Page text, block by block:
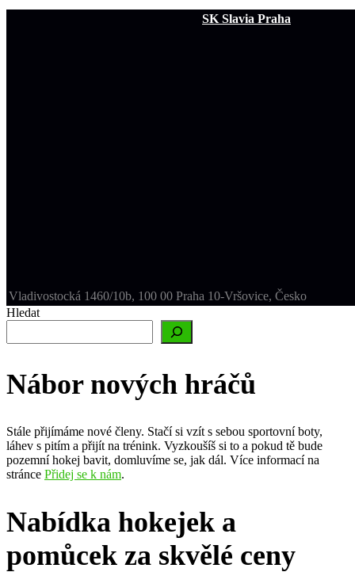
SK Slavia Praha
Vladivostocká 1460/10b, 100 00 Praha 10-Vršovice, Česko
Hledat
Nábor nových hráčů
Stále přijímáme nové členy. Stačí si vzít s sebou sportovní boty,
láhev s pitím a přijít na trénink. Vyzkoušíš si to a pokud tě bude
pozemní hokej bavit, domluvíme se, jak dál. Více informací na
stránce Přidej se k nám.
Nabídka hokejek a
pomůcek za skvělé ceny